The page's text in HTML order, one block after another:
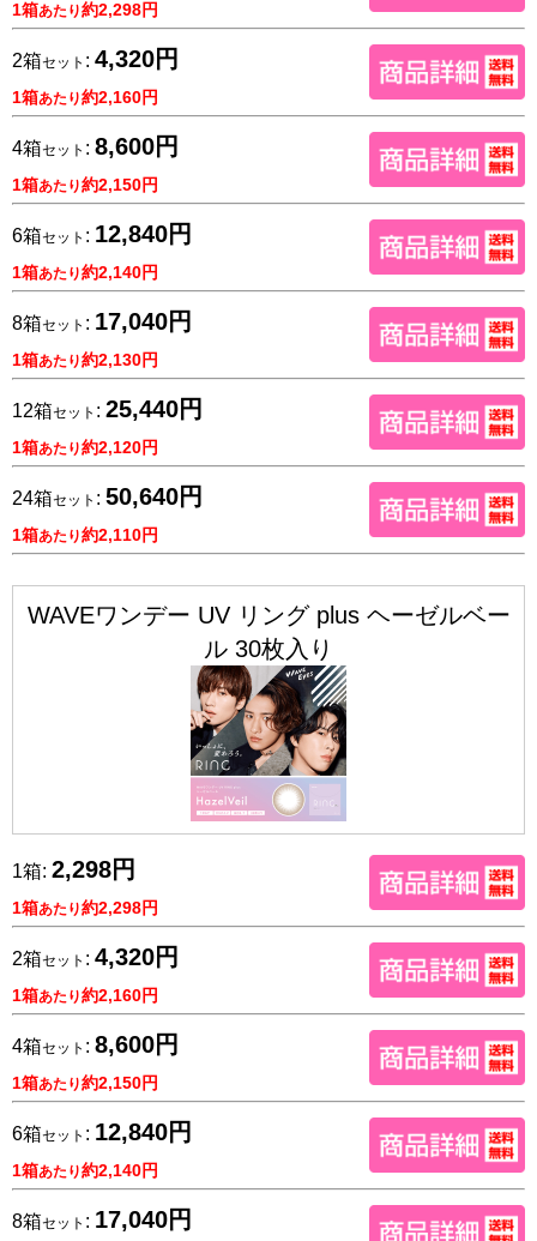
1箱あたり約2,298円
2箱セット : 4,320円
1箱あたり約2,160円
4箱セット : 8,600円
1箱あたり約2,150円
6箱セット : 12,840円
1箱あたり約2,140円
8箱セット : 17,040円
1箱あたり約2,130円
12箱セット : 25,440円
1箱あたり約2,120円
24箱セット : 50,640円
1箱あたり約2,110円
WAVEワンデー UV リング plus ヘーゼルベー
ル 30枚入り
1箱: 2,298円
1箱あたり約2,298円
2箱セット : 4,320円
1箱あたり約2,160円
4箱セット : 8,600円
1箱あたり約2,150円
6箱セット : 12,840円
1箱あたり約2,140円
8箱セット : 17,040円